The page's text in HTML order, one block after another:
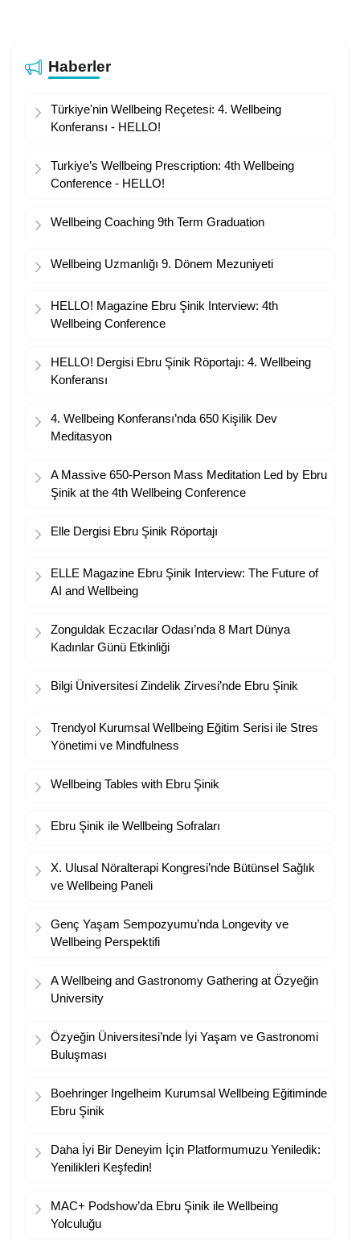
Haberler
Türkiye'nin Wellbeing Reçetesi: 4. Wellbeing
Konferansı - HELLO!
Turkiye’s Wellbeing Prescription: 4th Wellbeing
Conference - HELLO!
Wellbeing Coaching 9th Term Graduation
Wellbeing Uzmanlığı 9. Dönem Mezuniyeti
HELLO! Magazine Ebru Şinik Interview: 4th
Wellbeing Conference
HELLO! Dergisi Ebru Şinik Röportajı: 4. Wellbeing
Konferansı
4. Wellbeing Konferansı’nda 650 Kişilik Dev
Meditasyon
A Massive 650-Person Mass Meditation Led by Ebru
Şinik at the 4th Wellbeing Conference
Elle Dergisi Ebru Şinik Röportajı
ELLE Magazine Ebru Şinik Interview: The Future of
AI and Wellbeing
Zonguldak Eczacılar Odası’nda 8 Mart Dünya
Kadınlar Günü Etkinliği
Bilgi Üniversitesi Zindelik Zirvesi’nde Ebru Şinik
Trendyol Kurumsal Wellbeing Eğitim Serisi ile Stres
Yönetimi ve Mindfulness
Wellbeing Tables with Ebru Şinik
Ebru Şinik ile Wellbeing Sofraları
X. Ulusal Nöralterapi Kongresi’nde Bütünsel Sağlık
ve Wellbeing Paneli
Genç Yaşam Sempozyumu’nda Longevity ve
Wellbeing Perspektifi
A Wellbeing and Gastronomy Gathering at Özyeğin
University
Özyeğin Üniversitesi’nde İyi Yaşam ve Gastronomi
Buluşması
Boehringer Ingelheim Kurumsal Wellbeing Eğitiminde
Ebru Şinik
Daha İyi Bir Deneyim İçin Platformumuzu Yeniledik:
Yenilikleri Keşfedin!
MAC+ Podshow’da Ebru Şinik ile Wellbeing
Yolculuğu